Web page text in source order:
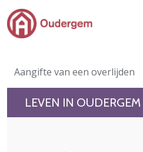
Ga naar de hoofdinhoud
Evenementen & Verenigingen
eLoket
Aangifte van een overlijden
LEVEN IN OUDERGEM